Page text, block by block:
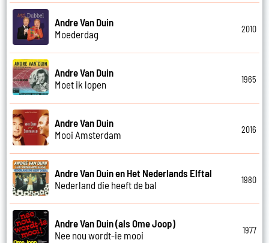
Andre Van Duin
Moederdag
2010
Andre Van Duin
Moet ik lopen
1965
Andre Van Duin
Mooi Amsterdam
2016
Andre Van Duin en Het Nederlands Elftal
Nederland die heeft de bal
1980
Andre Van Duin (als Ome Joop)
Nee nou wordt-ie mooi
1977